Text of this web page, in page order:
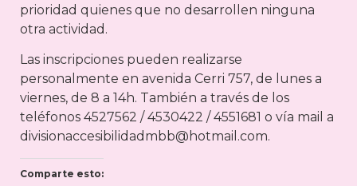
prioridad quienes que no desarrollen ninguna
otra actividad.
Las inscripciones pueden realizarse
personalmente en avenida Cerri 757, de lunes a
viernes, de 8 a 14h. También a través de los
teléfonos 4527562 / 4530422 / 4551681 o vía mail a
divisionaccesibilidadmbb@hotmail.com.
Comparte esto: